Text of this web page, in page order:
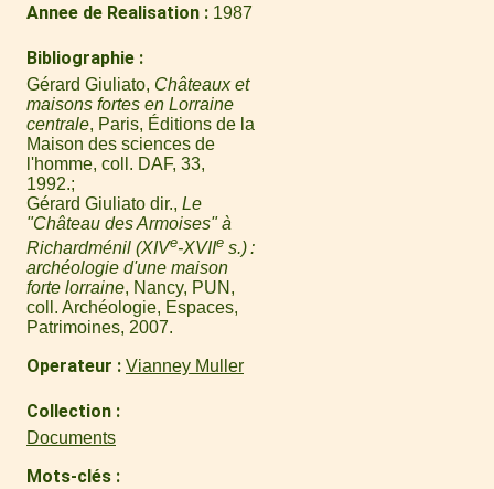
Annee de Realisation 1987
Bibliographie
Gérard Giuliato, Châteaux et
maisons fortes en Lorraine
centrale, Paris, Éditions de la
Maison des sciences de
l'homme, coll. DAF, 33,
1992.
Gérard Giuliato dir., Le
"Château des Armoises" à
Richardménil (XIVe-XVIIe s.) :
archéologie d'une maison
forte lorraine, Nancy, PUN,
coll. Archéologie, Espaces,
Patrimoines, 2007.
Operateur Vianney Muller
Collection
Documents
Mots-clés